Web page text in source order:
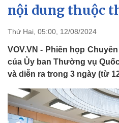
Chính trị
Tổ chức nhân sự
Quốc hội
Nhận diện sự thật
nội dung thuộc
Thứ Hai, 05:00, 12/08/2024
VOV.VN - Phiên họp
của Ủy ban Thường vụ
và diễn ra trong 3 ngày (từ